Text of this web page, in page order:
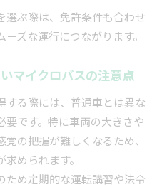
選ぶ際は、免許条件も合わせ
ズな運行につながります。
マイクロバスの注意点
する際には、普通車とは異な
です。特に車両の大きさや
の把握が難しくなるため、
められます。
ため定期的な運転講習や法令